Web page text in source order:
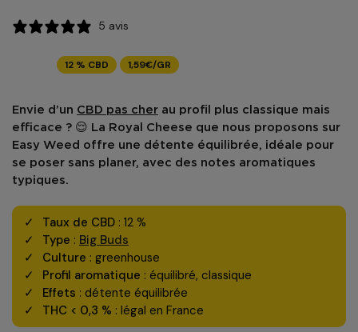
5 avis
12 % CBD 1,59€/GR
Envie d’un CBD pas cher au profil plus classique mais
efficace ? 😌 La
Royal Cheese que nous proposons sur
Easy Weed
offre une détente équilibrée, idéale pour
se poser sans planer, avec des notes aromatiques
typiques.
Taux de CBD : 12 %
Type : Big Buds
Culture : greenhouse
Profil aromatique : équilibré, classique
Effets : détente équilibrée
THC < 0,3 % : légal en France